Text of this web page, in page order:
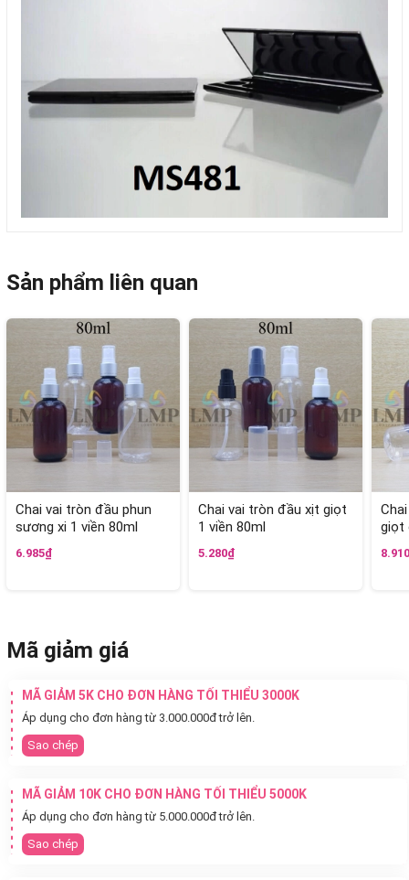
Sản phẩm liên quan
Chai vai tròn đầu phun
sương xi 1 viền 80ml
6.985₫
Chai vai tròn đầu xịt giọt
1 viền 80ml
5.280₫
giọt
Mã giảm giá
MÃ GIẢM 5K CHO ĐƠN HÀNG TỐI THIỂU 3000K
Áp dụng cho đơn hàng từ 3.000.000đ trở lên.
Sao chép
MÃ GIẢM 10K CHO ĐƠN HÀNG TỐI THIỂU 5000K
Áp dụng cho đơn hàng từ 5.000.000đ trở lên.
Sao chép